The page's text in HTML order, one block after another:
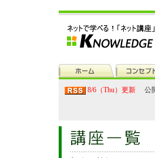
8/6（Thu）更新 公